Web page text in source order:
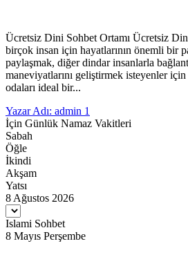
Ücretsiz Dini Sohbet Ortamı Ücretsiz
birçok insan için hayatlarının önemli bir
paylaşmak, diğer dindar insanlarla
maneviyatlarını geliştirmek isteyenler
odaları ideal bir...
Yazar Adı: admin 1
İçin Günlük Namaz Vakitleri
Sabah
Öğle
İkindi
Akşam
Yatsı
8 Ağustos 2026
Islami Sohbet
8 Mayıs Perşembe